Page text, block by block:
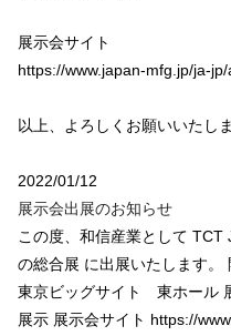
展示会サイト
https://www.japan-mfg.jp/ja-
以上、よろしくお願いいたしま
2022/01/12
展示会出展のお知らせ
この度、和信産業として TCT
の総合展 に出展いたします
東京ビッグサイト 東ホール
展示 展示会サイト https://